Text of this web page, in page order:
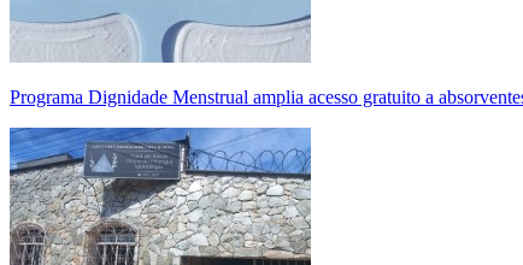
Programa Dignidade Menstrual amplia acesso gratuito a